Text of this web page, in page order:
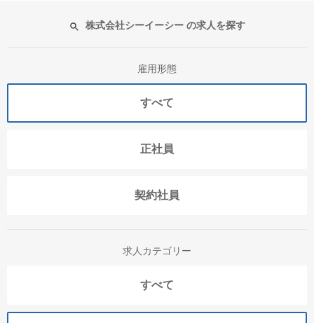
株式会社シーイーシー の求人を探す
雇用形態
すべて
正社員
契約社員
求人カテゴリー
すべて